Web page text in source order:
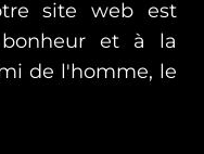
site web est
et à la
de l'homme, le